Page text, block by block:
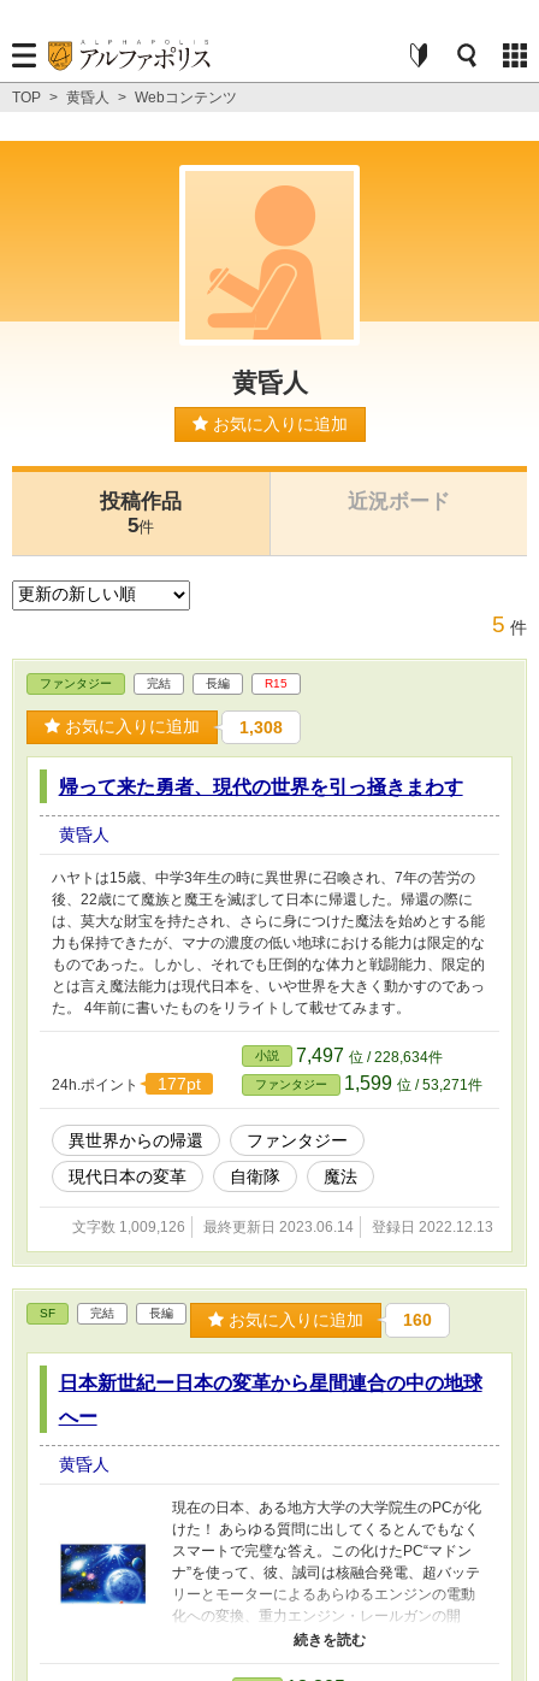
TOP > 黄昏人 > Webコンテンツ
黄昏人
お気に入りに追加
投稿作品
5件
近況ボード
5 件
ファンタジー 完結 長編 R15
お気に入りに追加 1,308
帰って来た勇者、現代の世界を引っ掻きまわす
黄昏人
ハヤトは15歳、中学3年生の時に異世界に召喚され、7年の苦労の
後、22歳にて魔族と魔王を滅ぼして日本に帰還した。帰還の際に
は、莫大な財宝を持たされ、さらに身につけた魔法を始めとする能
力も保持できたが、マナの濃度の低い地球における能力は限定的な
ものであった。しかし、それでも圧倒的な体力と戦闘能力、限定的
とは言え魔法能力は現代日本を、いや世界を大きく動かすのであっ
た。 4年前に書いたものをリライトして載せてみます。
24h.ポイント 177pt
小説 7,497 位 / 228,634件
ファンタジー 1,599 位 / 53,271件
異世界からの帰還
ファンタジー
現代日本の変革
自衛隊 魔法
文字数 1,009,126 最終更新日 2023.06.14 登録日 2022.12.13
SF 完結 長編 お気に入りに追加 160
日本新世紀ー日本の変革から星間連合の中の地球
へー
黄昏人
現在の日本、ある地方大学の大学院生のPCが化
けた！ あらゆる質問に出してくるとんでもなく
スマートで完璧な答え。この化けたPC“マドン
ナ”を使って、彼、誠司は核融合発電、超バッテ
リーとモーターによるあらゆるエンジンの電動
化への変換、重力エンジン・レールガンの開
発・実用化などを通じて日本の経済・政治状況
及び国際的な立場を変革していく。 さらに、こ